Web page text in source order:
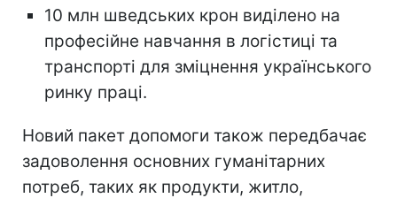
10 млн шведських крон виділено на
професійне навчання в логістиці та
транспорті для зміцнення українського
ринку праці.
Новий пакет допомоги також передбачає
задоволення основних гуманітарних
потреб, таких як продукти, житло,